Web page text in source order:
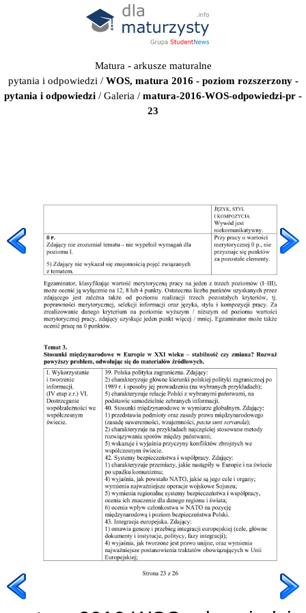
Matura - arkusze maturalne
pytania i odpowiedzi / WOS, matura 2016 - poziom rozszerzony -
pytania i odpowiedzi / Galeria / matura-2016-WOS-odpowiedzi-pr -
23